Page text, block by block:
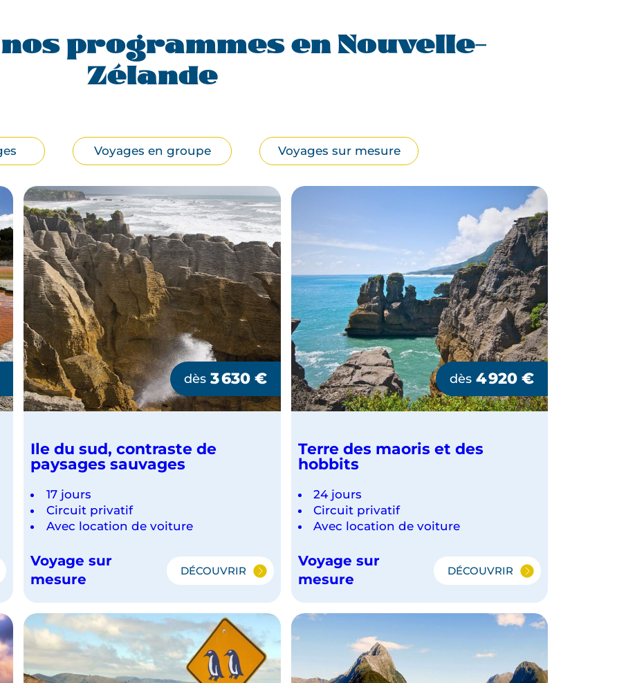
programmes en Nouvelle-
Zélande
Voyages en groupe Voyages sur mesure
dès 3 630 €
Ile du sud, contraste de
paysages sauvages
17 jours
Circuit privatif
Avec location de voiture
Voyage sur
mesure
DÉCOUVRIR
ILE
SUD,
CONTRASTE
DE
PAYSAGES
SAUVAGES
dès 4 920 €
Terre des maoris et des
hobbits
24 jours
Circuit privatif
Avec location de voiture
Voyage sur
mesure
DÉCOUVRIR
TERRE
MAORIS
HOBBITS